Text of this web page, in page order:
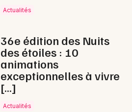
Actualités
36e édition des Nuits
des étoiles : 10
animations
exceptionnelles à vivre
[…]
Actualités